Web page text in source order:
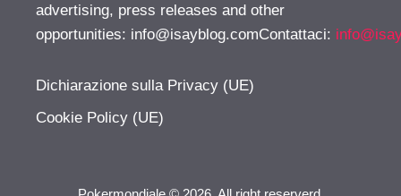
advertising, press releases and other
opportunities: info@isayblog.comContattaci:
Dichiarazione sulla Privacy (UE)
Cookie Policy (UE)